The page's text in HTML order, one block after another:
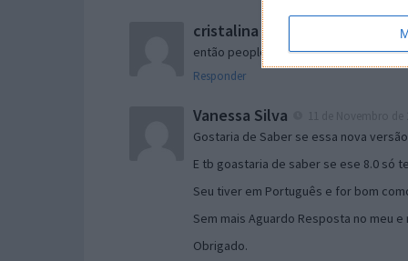
cristalina 11 de Novembro de 2005
então people
Responder
Vanessa Silva
Gostaria de Saber se essa nova
E tb goastaria de saber se ese 8.0 só
Seu tiver em Português e for bom
Sem mais Aguardo Resposta no meu e
Obrigado.